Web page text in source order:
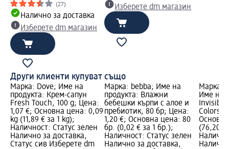
(27)
Налично за доставка
Изберете dm магазин
Изберете dm магазин
Други клиенти купуват също
Марка: Dove; Име на
продукта: Крем-сапун
Fresh Touch, 100 g; Цена:
1,07 €; Основна цена: 0,09
kg (11,89 € за 1 kg);
Наличност: Статус зелен
Налично за доставка,
Статус сив Изберете dm
Марка: bebba; Име на
продукта: Влажни
бебешки кърпи с алое и
пребиотик, 80 бр; Цена:
1,20 €; Основна цена: 80
бр. (0,02 € за 1 бр.);
Наличност: Статус зелен
Налично за доставка,
Марка:
Име на
Invisible
Colors,
(76,20 €